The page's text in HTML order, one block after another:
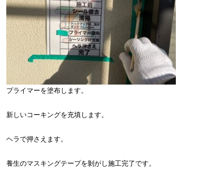
プライマーを塗布します。
新しいコーキングを充填します。
ヘラで押さえます。
養生のマスキングテープを剝がし施工完了です。